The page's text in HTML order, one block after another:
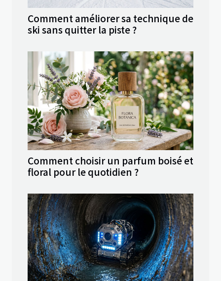
Comment améliorer sa technique de
ski sans quitter la piste ?
Comment choisir un parfum boisé et
floral pour le quotidien ?